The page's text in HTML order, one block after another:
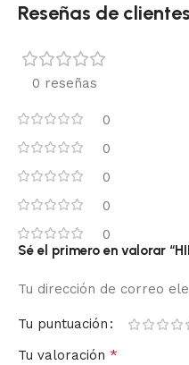
Reseñas de clientes
0 reseñas
0
0
0
0
0
Sé el primero en valorar
Tu dirección de correo
Tu puntuación
Tu valoración *